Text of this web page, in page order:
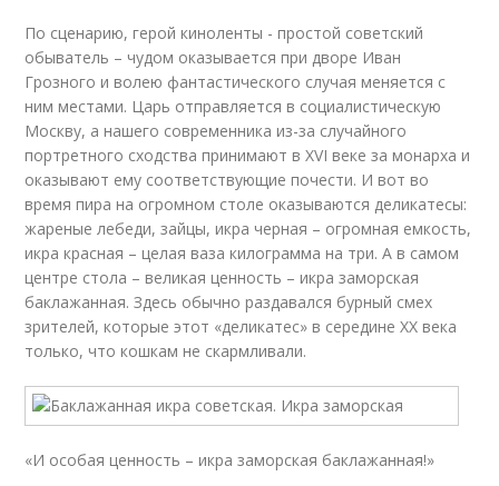
По сценарию, герой киноленты - простой советский
обыватель – чудом оказывается при дворе Иван
Грозного и волею фантастического случая меняется с
ним местами. Царь отправляется в социалистическую
Москву, а нашего современника из-за случайного
портретного сходства принимают в XVI веке за монарха и
оказывают ему соответствующие почести. И вот во
время пира на огромном столе оказываются деликатесы:
жареные лебеди, зайцы, икра черная – огромная емкость,
икра красная – целая ваза килограмма на три. А в самом
центре стола – великая ценность – икра заморская
баклажанная. Здесь обычно раздавался бурный смех
зрителей, которые этот «деликатес» в середине XX века
только, что кошкам не скармливали.
«И особая ценность – икра заморская баклажанная!»